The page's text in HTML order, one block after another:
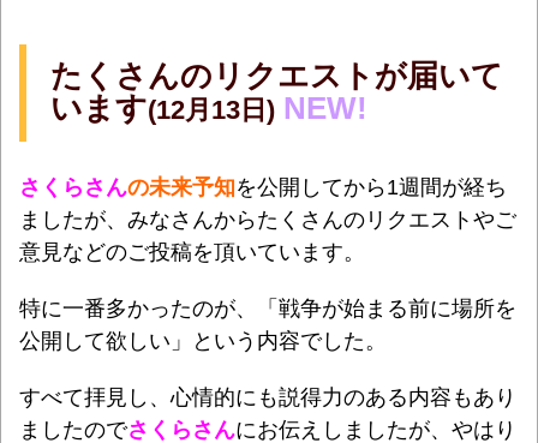
たくさんのリクエストが届いて
います(12月13日) NEW!
さくらさんの未来予知を公開してから1週間が経ち
ましたが、みなさんからたくさんのリクエストやご
意見などのご投稿を頂いています。
特に一番多かったのが、「戦争が始まる前に場所を
公開して欲しい」という内容でした。
すべて拝見し、心情的にも説得力のある内容もあり
ましたのでさくらさんにお伝えしましたが、やはり